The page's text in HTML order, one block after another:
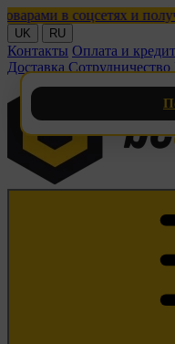
в соцсетях и
UK RU
Контакты Оплата и
Доставка Сотрудничество